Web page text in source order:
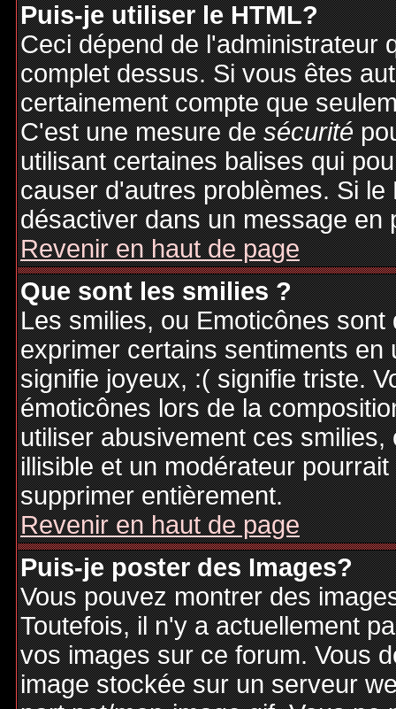
Puis-je utiliser le HTML?
Ceci dépend de l'administrateur
complet dessus. Si vous êtes
certainement compte que
C'est une mesure desécurité
utilisant certaines balises qui
causer d'autres problèmes. Si
désactiver dans un message en
Revenir en haut de page
Que sont les smilies ?
Les smilies, ou Emoticônes
exprimer certains sentiments
signifie joyeux, :( signifie triste.
émoticônes lors de la
utiliser abusivement ces
illisible et un modérateur
supprimer entièrement.
Revenir en haut de page
Puis-je poster des Images?
Vous pouvez montrer des
Toutefois, il n'y a actuellement
vos images sur ce forum. Vous
image stockée sur un serveur